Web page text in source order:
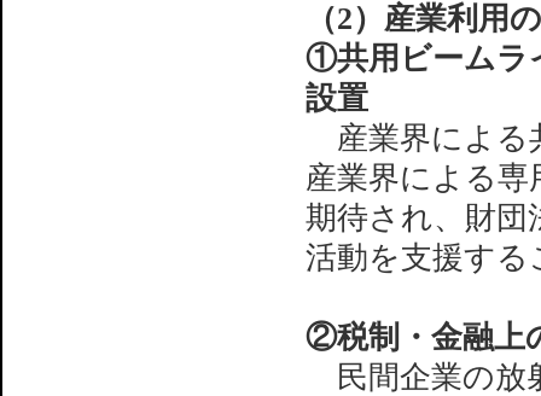
（2）産業利用
①共用ビームラ
設置
産業界による
産業界による
期待され、財団
活動を支援す
②税制・金融上
民間企業の放